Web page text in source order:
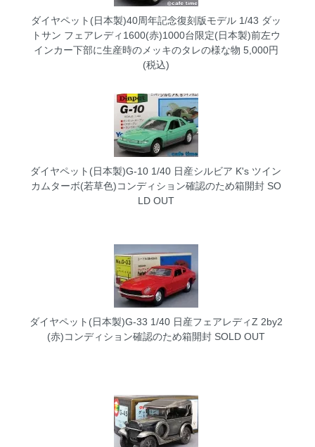
ダイヤペット(日本製)40周年記念復刻版モデル 1/43 ダッ
トサン フェアレディ1600(赤)1000台限定(日本製)前左ウ
インカー下部に生産時のメッキのタレの様な物 5,000円
(税込)
ダイヤペット(日本製)G-10 1/40 日産シルビア K's ツイン
カムターボ(若草色)コンディション確認のため箱開封SO
LD OUT
ダイヤペット(日本製)G-33 1/40 日産フェアレディZ 2by2
(赤)コンディション確認のため箱開封SOLD OUT